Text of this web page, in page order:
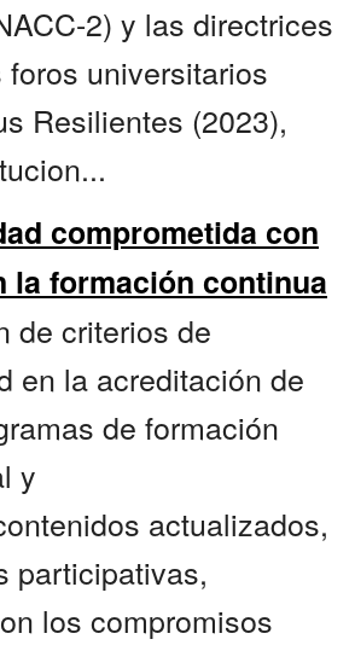
2) y las directrices
universitarios
Resilientes (2023),
comprometida con
la formación continua
de criterios de
en la acreditación de
de formación
y
actualizados,
participativas,
los compromisos